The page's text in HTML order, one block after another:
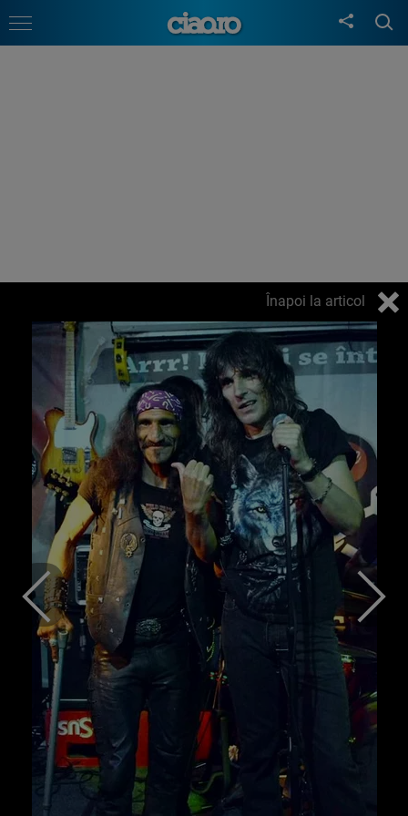
Înapoi la articol